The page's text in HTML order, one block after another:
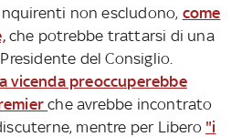
non escludono, come
che potrebbe trattarsi di una
del Consiglio.
vicenda preoccuperebbe
che avrebbe incontrato
mentre per Libero "i